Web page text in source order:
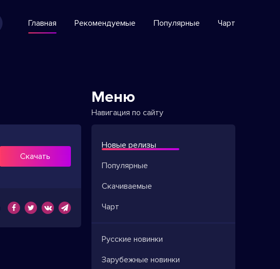
Главная Рекомендуемые Популярные Чарт
Скачать
Меню
Навигация по сайту
Новые релизы
Популярные
Скачиваемые
Чарт
Русские новинки
Зарубежные новинки